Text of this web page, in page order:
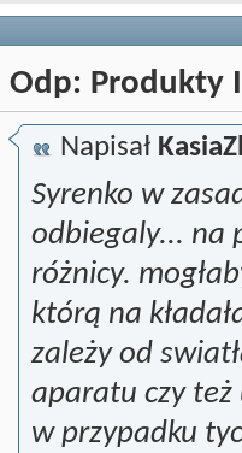
Odp: Produkty
Napisał
Syrenko w
odbiegaly... na
różnicy.
którą na
zależy od
aparatu czy
w przypadku